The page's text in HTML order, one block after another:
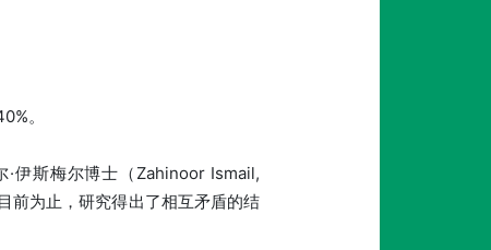
。
伊斯梅尔博士（Zahinoor Ismail,
前为止，研究得出了相互矛盾的结